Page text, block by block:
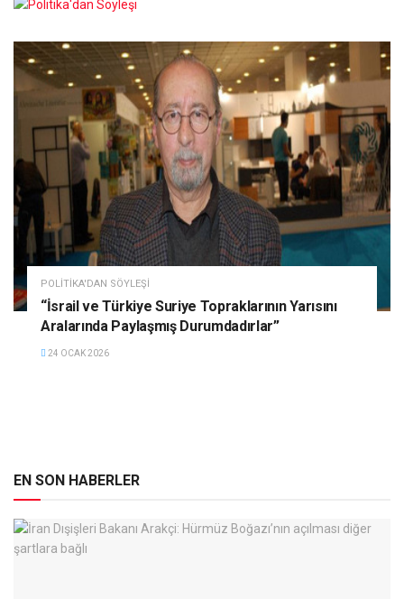
POLITIKA'DAN SÖYLEŞI
“İsrail ve Türkiye Suriye Topraklarının Yarısını
Aralarında Paylaşmış Durumdadırlar”
24 OCAK 2026
EN SON HABERLER